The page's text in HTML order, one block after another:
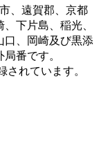
、遠賀郡、京都
下片島、稲光、
口、岡崎及び黒添
番です。
されています。